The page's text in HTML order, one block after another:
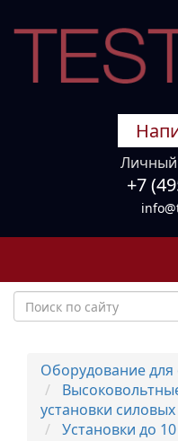
Личный
+7
Оборудование
установки
Установки до